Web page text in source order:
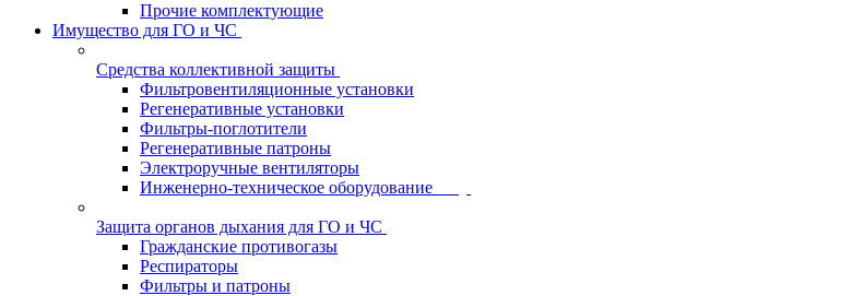
Прочие комплектующие
Имущество для ГО и ЧС
Средства коллективной защиты
Фильтровентиляционные установки
Регенеративные установки
Фильтры-поглотители
Регенеративные патроны
Электроручные вентиляторы
Инженерно-техническое оборудование
Защита органов дыхания для ГО и ЧС
Гражданские противогазы
Респираторы
Фильтры и патроны